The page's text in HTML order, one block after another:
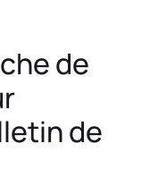
de
de